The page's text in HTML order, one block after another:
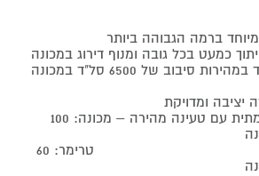
מיוחד ברמה הגבוהה ביותר
כמעט בכל גובה ומנוף דירוג במכונה
מנוע DC שקט במיוחד במהירות סיבוב של 6500 סל"ד במכונה
יציבה ומדויקת
סוללה ליתיום-יון עוצמתית עם טעינה מהירה – מכונה: 100
טרימר: 60